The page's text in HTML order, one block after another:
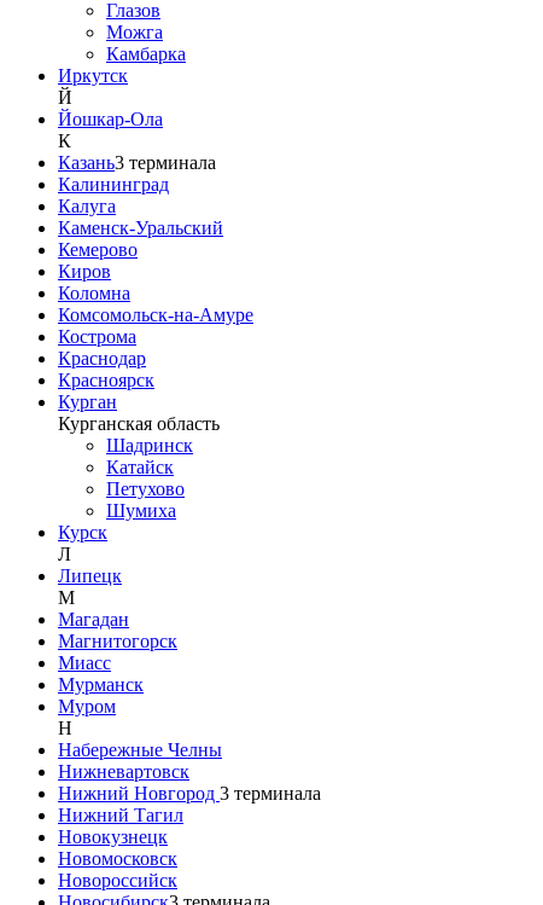
Глазов
Можга
Камбарка
Иркутск
Й
Йошкар-Ола
К
Казань3 терминала
Калининград
Калуга
Каменск-Уральский
Кемерово
Киров
Коломна
Комсомольск-на-Амуре
Кострома
Краснодар
Красноярск
Курган
Курганская область
Шадринск
Катайск
Петухово
Шумиха
Курск
Л
Липецк
М
Магадан
Магнитогорск
Миасс
Мурманск
Муром
Н
Набережные Челны
Нижневартовск
Нижний Новгород 3 терминала
Нижний Тагил
Новокузнецк
Новомосковск
Новороссийск